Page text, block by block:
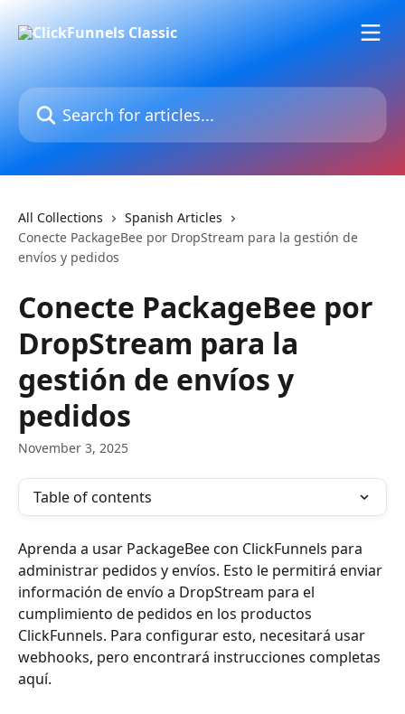
Search for articles...
All Collections
Spanish Articles
Conecte PackageBee por DropStream para la gestión de
envíos y pedidos
Conecte PackageBee por
DropStream para la
gestión de envíos y
pedidos
November 3, 2025
Table of contents
Aprenda a usar PackageBee con ClickFunnels para
administrar pedidos y envíos. Esto le permitirá enviar
información de envío a DropStream para el
cumplimiento de pedidos en los productos
ClickFunnels. Para configurar esto, necesitará usar
webhooks, pero encontrará instrucciones completas
aquí.